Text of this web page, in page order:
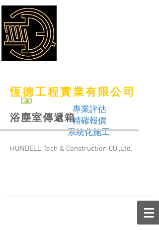
恆德工程實業有限公司
專業評估
精確報價
系統化施工
HUNDELL Tech & Construction CO.,Ltd.
浴塵室傳遞箱